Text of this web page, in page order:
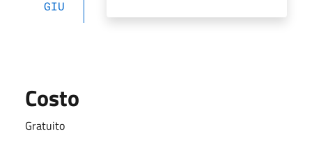
GIU
Costo
Gratuito